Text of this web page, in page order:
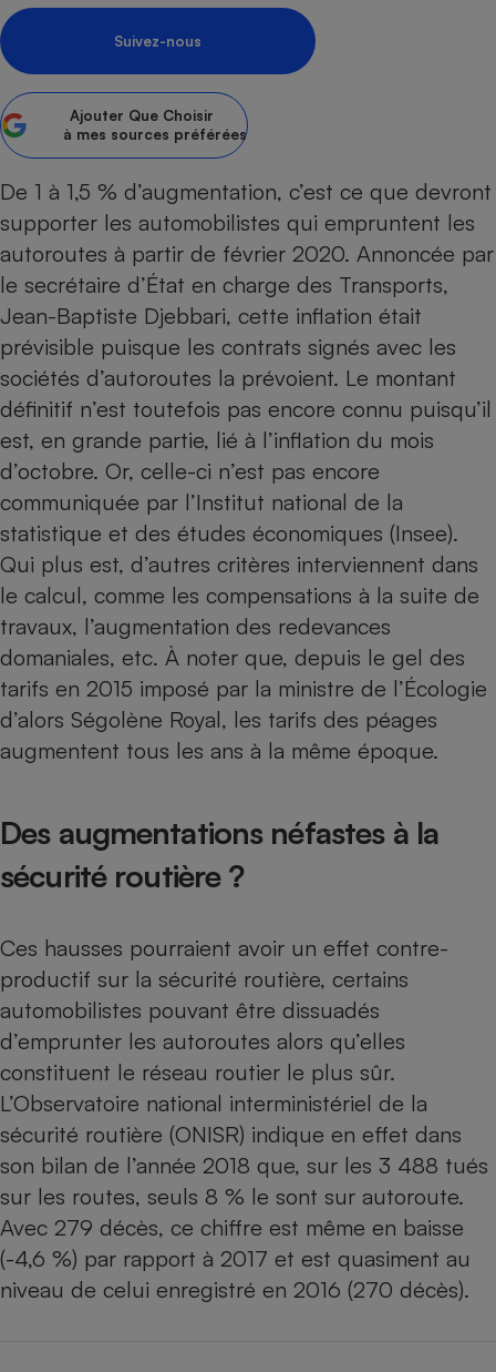
Suivez-nous
Ajouter Que Choisir
à mes sources préférées
De 1 à 1,5 % d’augmentation, c’est ce que devront
supporter les automobilistes qui empruntent les
autoroutes à partir de février 2020. Annoncée par
le secrétaire d’État en charge des Transports,
Jean-Baptiste Djebbari, cette inflation était
prévisible puisque les contrats signés avec les
sociétés d’autoroutes la prévoient. Le montant
définitif n’est toutefois pas encore connu puisqu’il
est, en grande partie, lié à l’inflation du mois
d’octobre. Or, celle-ci n’est pas encore
communiquée par l’Institut national de la
statistique et des études économiques (Insee).
Qui plus est, d’autres critères interviennent dans
le calcul, comme les compensations à la suite de
travaux, l’augmentation des redevances
domaniales, etc. À noter que, depuis le gel des
tarifs en 2015 imposé par la ministre de l’Écologie
d’alors Ségolène Royal, les tarifs des péages
augmentent tous les ans à la même époque.
Des augmentations néfastes à la
sécurité routière ?
Ces hausses pourraient avoir un effet contre-
productif sur la sécurité routière, certains
automobilistes pouvant être dissuadés
d’emprunter les autoroutes alors qu’elles
constituent le réseau routier le plus sûr.
L’Observatoire national interministériel de la
sécurité routière (ONISR) indique en effet dans
son bilan de l’année 2018 que, sur les 3 488 tués
sur les routes, seuls 8 % le sont sur autoroute.
Avec 279 décès, ce chiffre est même en baisse
(-4,6 %) par rapport à 2017 et est quasiment au
niveau de celui enregistré en 2016 (270 décès).
Sécurité - Hygiène
Supermarché - Drive
Complément
alimentaire
bouteille
Assurance
Banque - Crédit
Mutuelle
Assurance emprunteur
Banque
Circulation routière
Contrôle technique -
Comparateur auto
Comparatif hotte
Comparatif climatiseur
Comparatif aspirateur
Comparatif aspirateur
Comparatif cafetière
Comparatif robot cuiseur
Comparatif centrale
Gros électroménager
Petit électroménager -
Lave-linge
Plaque de cuisson à
induction
Climatiseur -
Ventilateur
Électricité - Gaz
Comparatif imprimante
Comparatif ordinateur
Comparatif ultrabook
Comparatif tablette
Image et son
Informatique
Téléphonie
Téléphone mobile -
Smartphone
Antivirus
Crédit immobilier
Comparatif radiateur
Aménagement
Bricolage - Jardinage
Chauffage
Produit d'entretien
Sécurité domestique
Matelas
Climatiseur -
Ventilateur
Hygiène - Beauté
Maladie - Médecine -
Système de santé -
Mutuelle
Retraite
Choisir son fioul
Choisir son pellet
Energie Moins Chère Ensemble
Tous les comparateurs
Toutes les cartes interactives
Speedtest - Testez le débit de votre
connexion Internet